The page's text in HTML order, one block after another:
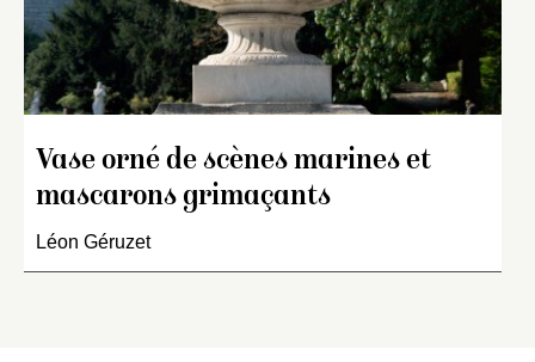
Vase orné de scènes marines et
mascarons grimaçants
Léon Géruzet